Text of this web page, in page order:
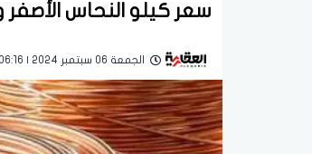
سعر كيلو النحاس الأصفر
الجمعة 06 سبتمبر 2024 | 06:16 صباحاً